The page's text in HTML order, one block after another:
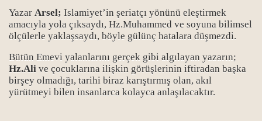
Yazar Arsel; Islamiyet’in şeriatçı yönünü eleştirmek
amacıyla yola çıksaydı, Hz.Muhammed ve soyuna bilimsel
ölçülerle yaklaşsaydı, böyle gülünç hatalara düşmezdi.
Bütün Emevi yalanlarını gerçek gibi algılayan yazarın;
Hz.Ali ve çocuklarına ilişkin görüşlerinin iftiradan başka
birşey olmadığı, tarihi biraz karıştırmış olan, akıl
yürütmeyi bilen insanlarca kolayca anlaşılacaktır.